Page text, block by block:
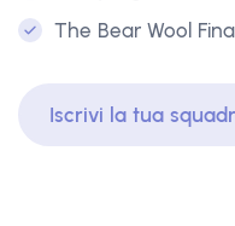
The Bear Wool
Iscrivi la tua